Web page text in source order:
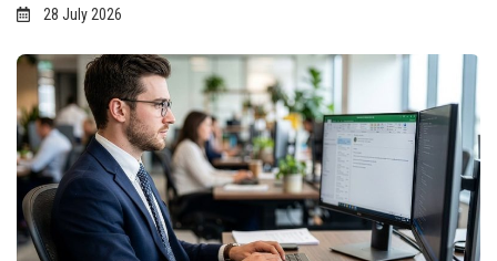
28 July 2026